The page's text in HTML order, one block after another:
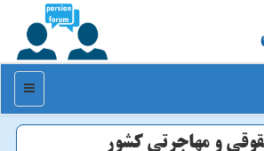
منو
و مهاجرتی كشور